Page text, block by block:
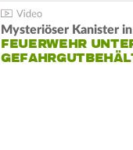
Mysteriöser Kanister
FEUERWEHR